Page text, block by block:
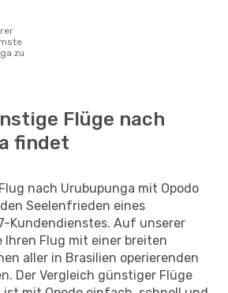
zu
Flüge nach
findet
nach Urubupunga mit Opodo
Seelenfrieden eines
Kundendienstes. Auf unserer
Ihren Flug mit einer breiten
aller in Brasilien operierenden
Der Vergleich günstiger Flüge